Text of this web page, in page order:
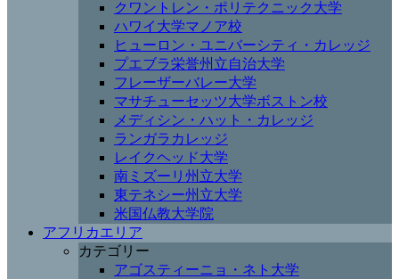
クワントレン・ポリテクニック大学
ハワイ大学マノア校
ヒューロン・ユニバーシティ・カレッジ
プエブラ栄誉州立自治大学
フレーザーバレー大学
マサチューセッツ大学ボストン校
メディシン・ハット・カレッジ
ランガラカレッジ
レイクヘッド大学
南ミズーリ州立大学
東テネシー州立大学
米国仏教大学院
アフリカエリア
カテゴリー
アゴスティーニョ・ネト大学